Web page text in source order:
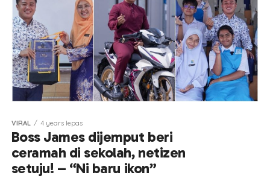
VIRAL 4 years lepas
Boss James dijemput beri
ceramah di sekolah, netizen
setuju! – “Ni baru ikon”